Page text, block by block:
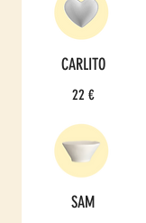
CARLITO
22 €
SAM